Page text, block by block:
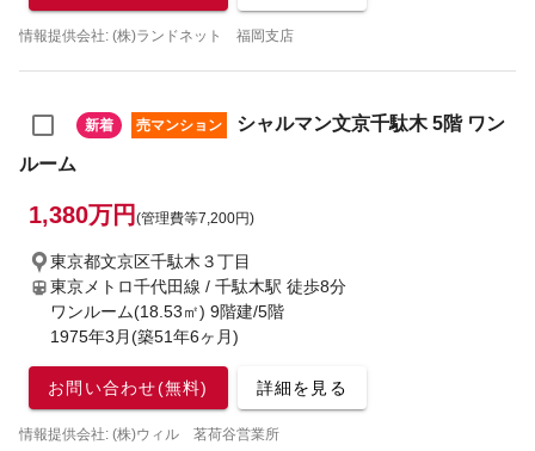
情報提供会社: (株)ランドネット 福岡支店
新着 売マンション
シャルマン文京千駄木 5階 ワン
ルーム
1,380万円 (管理費等7,200円)
東京都文京区千駄木３丁目
東京メトロ千代田線 / 千駄木駅 徒歩8分
ワンルーム(18.53㎡) 9階建/5階
1975年3月(築51年6ヶ月)
お問い合わせ(無料) 詳細を見る
情報提供会社: (株)ウィル 茗荷谷営業所